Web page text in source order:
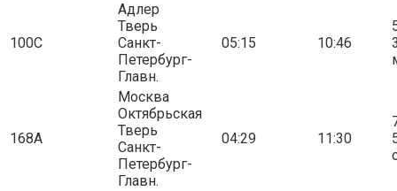
100С
Адлер
Тверь
Санкт-
Петербург-
Главн.
05:15 10:46
168А
Москва
Октябрьская
Тверь
Санкт-
Петербург-
Главн.
04:29 11:30